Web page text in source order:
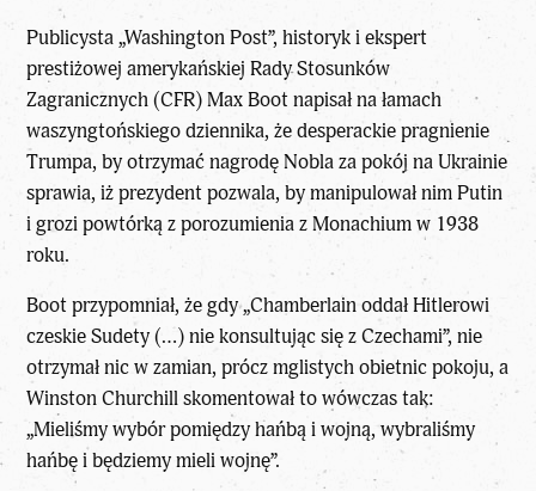
Publicysta „Washington Post”, historyk i ekspert
prestiżowej amerykańskiej Rady Stosunków
Zagranicznych (CFR) Max Boot napisał na łamach
waszyngtońskiego dziennika, że desperackie pragnienie
Trumpa, by otrzymać nagrodę Nobla za pokój na Ukrainie
sprawia, iż prezydent pozwala, by manipulował nim Putin
i grozi powtórką z porozumienia z Monachium w 1938
roku.
Boot przypomniał, że gdy „Chamberlain oddał Hitlerowi
czeskie Sudety (…) nie konsultując się z Czechami”, nie
otrzymał nic w zamian, prócz mglistych obietnic pokoju, a
Winston Churchill skomentował to wówczas tak:
„Mieliśmy wybór pomiędzy hańbą i wojną, wybraliśmy
hańbę i będziemy mieli wojnę”.